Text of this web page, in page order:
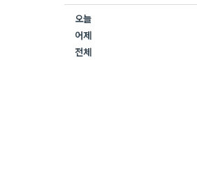
오늘
어제
전체